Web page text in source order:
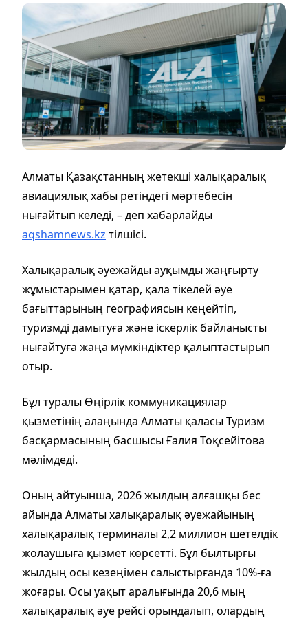
Алматы Қазақстанның жетекші халықаралық
авиациялық хабы ретіндегі мәртебесін
нығайтып келеді, – деп хабарлайды
aqshamnews.kz тілшісі.
Халықаралық әуежайды ауқымды жаңғырту
жұмыстарымен қатар, қала тікелей әуе
бағыттарының географиясын кеңейтіп,
туризмді дамытуға және іскерлік байланысты
нығайтуға жаңа мүмкіндіктер қалыптастырып
отыр.
Бұл туралы Өңірлік коммуникациялар
қызметінің алаңында Алматы қаласы Туризм
басқармасының басшысы Ғалия Тоқсейітова
мәлімдеді.
Оның айтуынша, 2026 жылдың алғашқы бес
айында Алматы халықаралық әуежайының
халықаралық терминалы 2,2 миллион шетелдік
жолаушыға қызмет көрсетті. Бұл былтырғы
жылдың осы кезеңімен салыстырғанда 10%-ға
жоғары. Осы уақыт аралығында 20,6 мың
халықаралық әуе рейсі орындалып, олардың